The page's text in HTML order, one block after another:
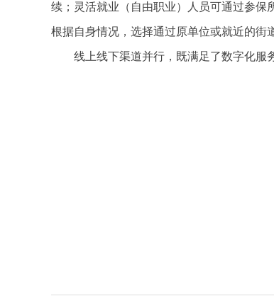
续；灵活就业（自由职业）人员可通过参保
根据自身情况，选择通过原单位或就近的街
线上线下渠道并行，既满足了数字化服